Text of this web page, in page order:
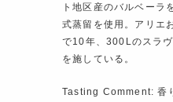
ト地区産のバルベーラ
式蒸留を使用。アリエ
で10年、300Lのスラ
を施している。
Tasting Comment: 香